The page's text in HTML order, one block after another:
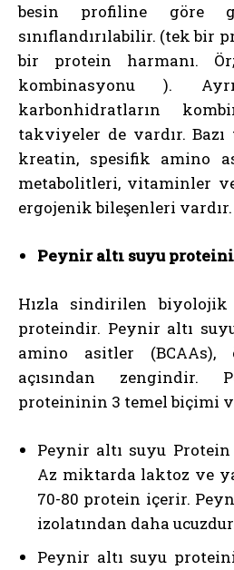
besin profiline göre
sınıflandırılabilir. (tek bir
bir protein harmanı.
kombinasyonu ).
karbonhidratların
takviyeler de vardır.
kreatin, spesifik amino
metabolitleri, vitaminler
ergojenik bileşenleri vardır.
Peynir altı suyu
Hızla sindirilen
proteindir. Peynir altı
amino asitler
açısından zengindir.
proteininin 3 temel biçimi
Peynir altı suyu Protein
Az miktarda laktoz ve
70-80 protein içerir.
izolatından daha
Peynir altı suyu